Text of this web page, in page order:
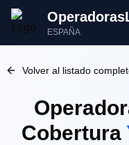
ESPAÑA
Volver al listado
Cobertura